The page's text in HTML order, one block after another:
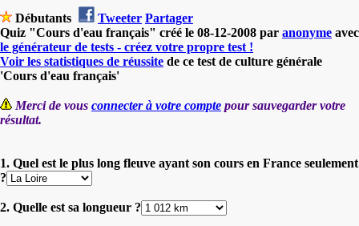
Débutants Tweeter Partager
Quiz "Cours d'eau français" créé le 08-12-2008 par anonyme avec
le générateur de tests - créez votre propre test !
Voir les statistiques de réussite de ce test de culture générale
'Cours d'eau français'
Merci de vous connecter à votre compte pour sauvegarder votre
résultat.
1. Quel est le plus long fleuve ayant son cours en France seulement
?
2. Quelle est sa longueur ?